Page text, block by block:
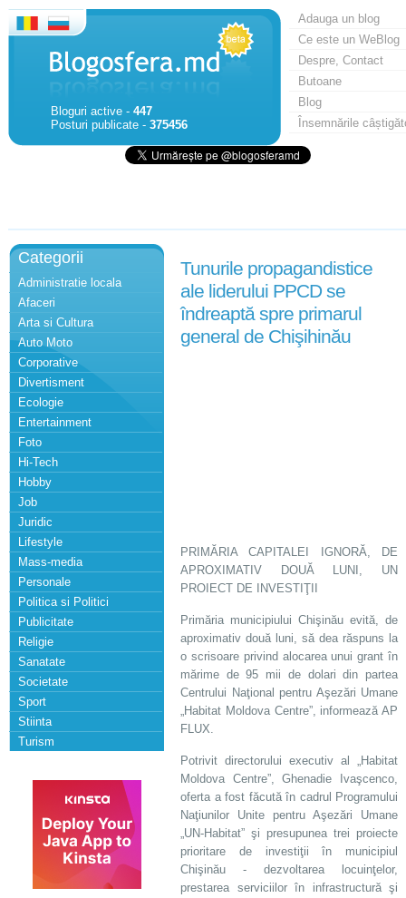
Bloguri active - 447
Posturi publicate - 375456
Adauga un blog
Ce este un WeBlog
Despre, Contact
Butoane
Blog
Însemnările
Categorii
Administratie locala
Afaceri
Arta si Cultura
Auto Moto
Corporative
Divertisment
Ecologie
Entertainment
Foto
Hi-Tech
Hobby
Job
Juridic
Lifestyle
Mass-media
Personale
Politica si Politici
Publicitate
Religie
Sanatate
Societate
Sport
Stiinta
Turism
Tunurile propagandistice
ale liderului PPCD se
îndreaptă spre primarul
general de Chişihinău
PRIMĂRIA CAPITALEI IGNORĂ, DE
APROXIMATIV DOUĂ LUNI, UN
PROIECT DE INVESTIŢII
Primăria municipiului Chişinău evită, de
aproximativ două luni, să dea răspuns la
o scrisoare privind alocarea unui grant în
mărime de 95 mii de dolari din partea
Centrului Naţional pentru Aşezări Umane
„Habitat Moldova Centre”, informează AP
FLUX.
Potrivit directorului executiv al „Habitat
Moldova Centre”, Ghenadie Ivaşcenco,
oferta a fost făcută în cadrul Programului
Naţiunilor Unite pentru Aşezări Umane
„UN-Habitat” şi presupunea trei proiecte
prioritare de investiţii în municipiul
Chişinău - dezvoltarea locuinţelor,
prestarea serviciilor în infrastructură şi